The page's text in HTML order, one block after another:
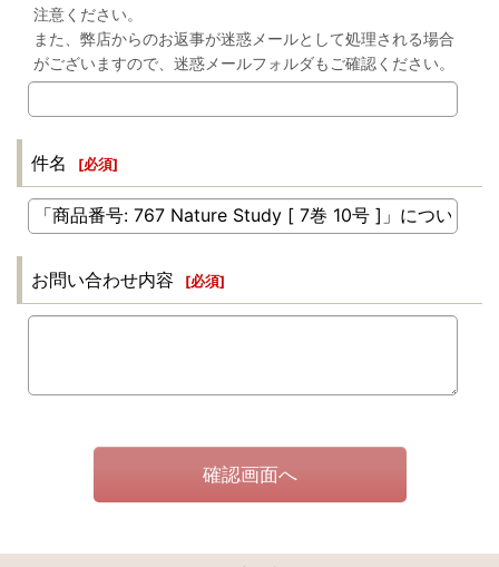
注意ください。
また、弊店からのお返事が迷惑メールとして処理される場合
がございますので、迷惑メールフォルダもご確認ください。
件名 [必須]
お問い合わせ内容 [必須]
確認画面へ